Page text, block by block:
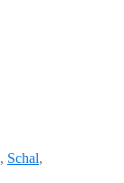
, Schal,